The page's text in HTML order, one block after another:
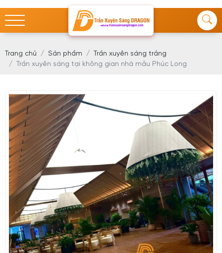
Trang chủ Sản phẩm
Trần xuyên sáng trắng
Trần xuyên sáng tại không gian nhà mẫu Phúc Long